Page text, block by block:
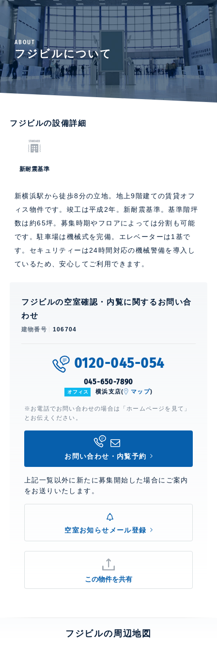
ABOUT
フジビルについて
フジビルの設備詳細
新耐震基準
新横浜駅から徒歩8分の立地。地上9階建ての賃貸オフ
ィス物件です。竣工は平成2年。新耐震基準。基準階坪
数は約65坪。募集時期やフロアによっては分割も可能
です。駐車場は機械式を完備。エレベーターは1基で
す。セキュリティーは24時間対応の機械警備を導入し
ているため、安心してご利用できます。
フジビルの空室確認・内覧に関するお問い合
わせ
建物番号 106704
0120-045-054
045-650-7890
オフィス 横浜支店( マップ)
※お電話でお問い合わせの場合は「ホームページを見て」
とお伝えください。
お問い合わせ・内覧予約
上記一覧以外に新たに募集開始した場合にご案内
をお送りいたします。
空室お知らせメール登録
この物件を共有
フジビルの周辺地図